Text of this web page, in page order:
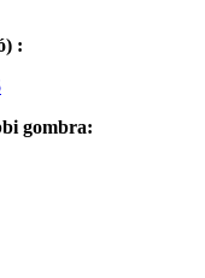
:
gombra: